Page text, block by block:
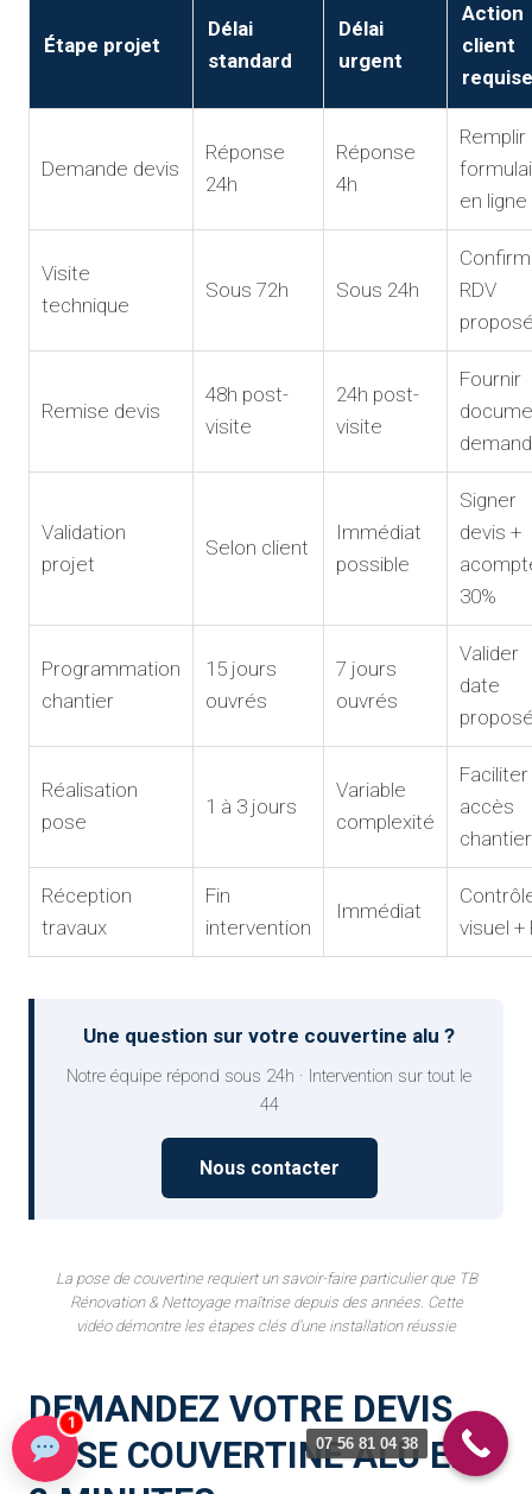
Étape projet
Délai
standard
Délai
urgent
Action
client
requise
Demande devis
Réponse
24h
Réponse
4h
Remplir
en ligne
Visite
technique
Sous 72h Sous 24h
RDV
Remise devis
48h post-
visite
24h post-
visite
Fournir
Validation
projet
Selon client
Immédiat
possible
Signer
devis +
30%
Programmation
chantier
15 jours
ouvrés
7 jours
ouvrés
Valider
date
Réalisation
pose
1 à 3 jours
Variable
complexité
Faciliter
accès
chantier
Réception
travaux
Fin
intervention
Immédiat
visuel +
Une question sur votre couvertine alu ?
Notre équipe répond sous 24h · Intervention sur tout le
44
Nous contacter
La pose de couvertine requiert un savoir-faire particulier que TB
Rénovation & Nettoyage maîtrise depuis des années. Cette
vidéo démontre les étapes clés d’une installation réussie
DEMANDEZ VOTRE DEVIS
POSE COUVERTINE ALU EN
07 56 81 04 38
1